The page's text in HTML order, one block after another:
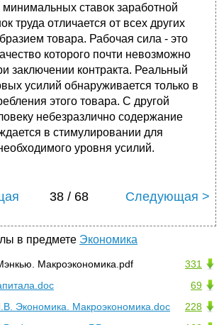
минимальных ставок заработной
отличается от всех других
товара. Рабочая сила - это
которого почти невозможно
заключении контракта. Реальный
усилий обнаруживается только в
этого товара. С другой
небезразлично содержание
в стимулировании для
уровня усилий.
38 / 68 Следующая >
в предмете Экономика
331
Макроэкономика.pdf
69
228
Экономика. Макроэкономика.doc